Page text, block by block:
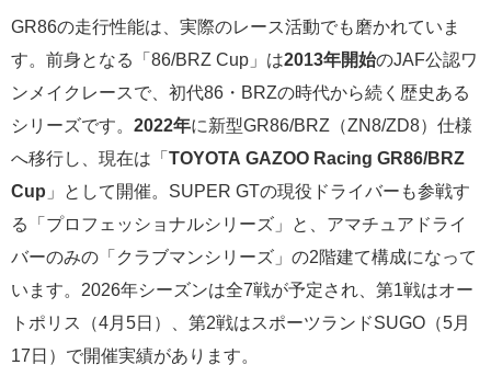
GR86の走行性能は、実際のレース活動でも磨かれていま
す。前身となる「86/BRZ Cup」は2013年開始のJAF公認ワ
ンメイクレースで、初代86・BRZの時代から続く歴史ある
シリーズです。 2022年に新型GR86/BRZ（ZN8/ZD8）仕様
へ移行し、現在は「 TOYOTA GAZOO Racing GR86/BRZ
Cup 」として開催。SUPER GTの現役ドライバーも参戦す
る「プロフェッショナルシリーズ」と、アマチュアドライ
バーのみの「クラブマンシリーズ」の2階建て構成になって
います。2026年シーズンは全7戦が予定され、第1戦はオー
トポリス（4月5日）、第2戦はスポーツランドSUGO（5月
17日）で開催実績があります。